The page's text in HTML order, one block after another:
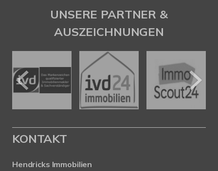
UNSERE PARTNER &
AUSZEICHNUNGEN
KONTAKT
Hendricks Immobilien